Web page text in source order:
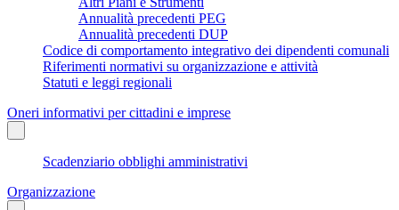
Annualità precedenti PEG
Annualità precedenti DUP
Codice di comportamento integrativo dei dipendenti comunali
Riferimenti normativi su organizzazione e attività
Statuti e leggi regionali
Oneri informativi per cittadini e imprese
Scadenziario obblighi amministrativi
Organizzazione